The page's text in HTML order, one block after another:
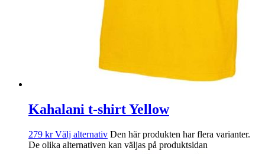
Kahalani t-shirt Yellow
279 kr Välj alternativ Den här produkten har flera varianter.
De olika alternativen kan väljas på produktsidan